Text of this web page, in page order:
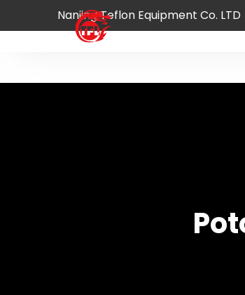
Nanjing Teflon Equipment Co. LTD
Domov